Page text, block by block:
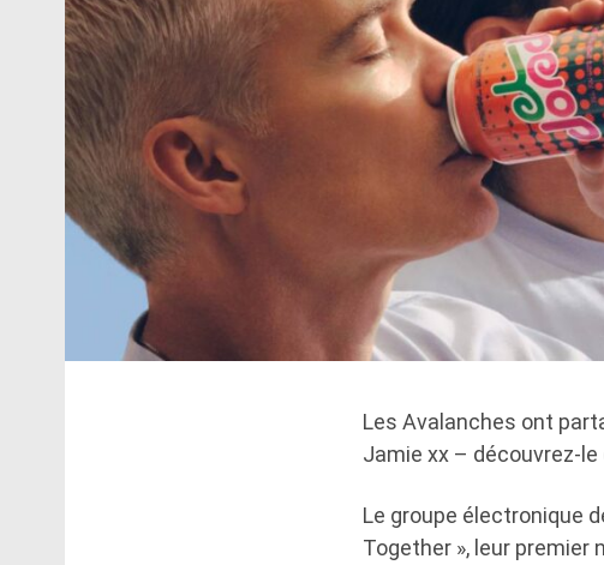
Les Avalanches ont
Jamie xx – découvrez-
Le groupe électronique
Together », leur premier